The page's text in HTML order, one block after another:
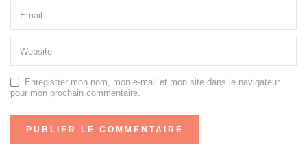
Enregistrer mon nom, mon e-mail et mon site dans le navigateur
pour mon prochain commentaire.